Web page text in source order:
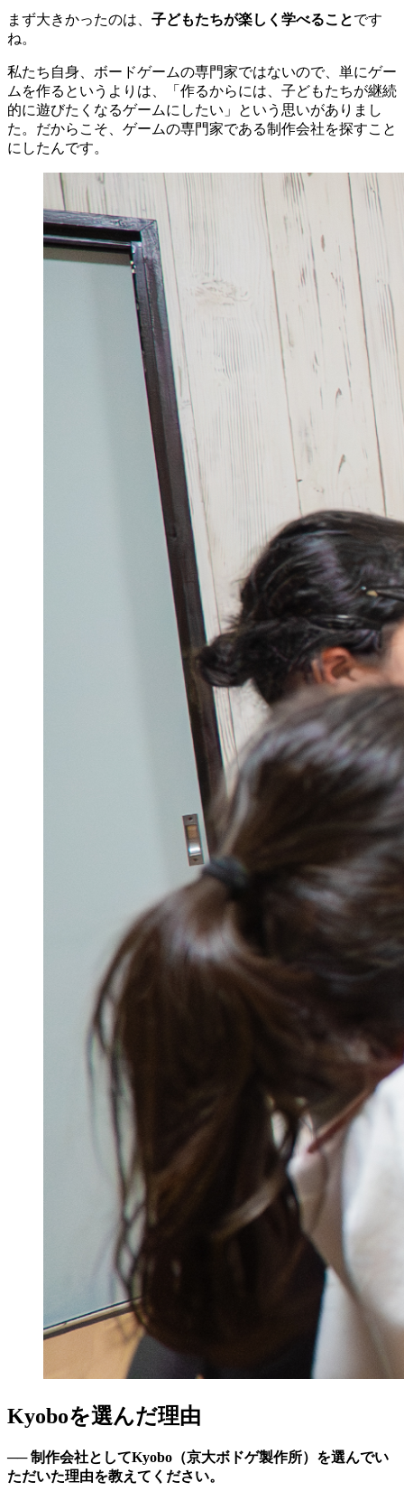
まず大きかったのは、 子どもたちが楽しく学べることです
ね。
私たち自身、ボードゲームの専門家ではないので、単にゲー
ムを作るというよりは、「作るからには、子どもたちが継続
的に遊びたくなるゲームにしたい」という思いがありまし
た。だからこそ、ゲームの専門家である制作会社を探すこと
にしたんです。
Kyoboを選んだ理由
── 制作会社としてKyobo（京大ボドゲ製作所）を選んでい
ただいた理由を教えてください。